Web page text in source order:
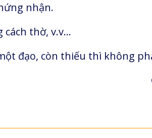
nhận.
cách thờ, v.v…
đạo, còn thiếu thì không